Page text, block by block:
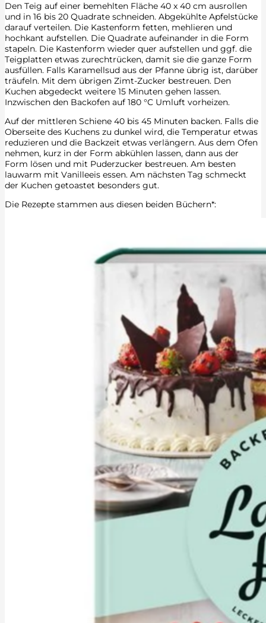
Den Teig auf einer bemehlten Fläche 40 x 40 cm ausrollen
und in 16 bis 20 Quadrate schneiden. Abgekühlte Apfelstücke
darauf verteilen. Die Kastenform fetten, mehlieren und
hochkant aufstellen. Die Quadrate aufeinander in die Form
stapeln. Die Kastenform wieder quer aufstellen und ggf. die
Teigplatten etwas zurechtrücken, damit sie die ganze Form
ausfüllen. Falls Karamellsud aus der Pfanne übrig ist, darüber
träufeln. Mit dem übrigen Zimt-Zucker bestreuen. Den
Kuchen abgedeckt weitere 15 Minuten gehen lassen.
Inzwischen den Backofen auf 180 °C Umluft vorheizen.
Auf der mittleren Schiene 40 bis 45 Minuten backen. Falls die
Oberseite des Kuchens zu dunkel wird, die Temperatur etwas
reduzieren und die Backzeit etwas verlängern. Aus dem Ofen
nehmen, kurz in der Form abkühlen lassen, dann aus der
Form lösen und mit Puderzucker bestreuen. Am besten
lauwarm mit Vanilleeis essen. Am nächsten Tag schmeckt
der Kuchen getoastet besonders gut.
Die Rezepte stammen aus diesen beiden Büchern*: